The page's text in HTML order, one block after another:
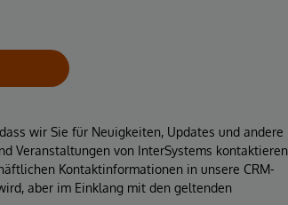
wir Sie für Neuigkeiten, Updates und andere
Veranstaltungen von InterSystems kontaktieren.
Kontaktinformationen in unsere CRM-
aber im Einklang mit den geltenden